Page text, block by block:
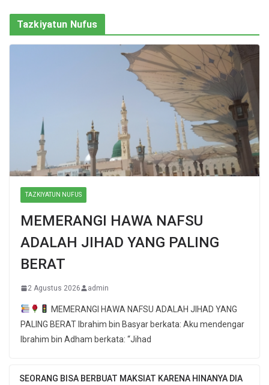
Tazkiyatun Nufus
TAZKIYATUN NUFUS
MEMERANGI HAWA NAFSU
ADALAH JIHAD YANG PALING
BERAT
2 Agustus 2026 admin
MEMERANGI HAWA NAFSU ADALAH JIHAD YANG
PALING BERAT Ibrahim bin Basyar berkata: Aku mendengar
Ibrahim bin Adham berkata: “Jihad
SEORANG BISA BERBUAT MAKSIAT KARENA HINANYA DIA